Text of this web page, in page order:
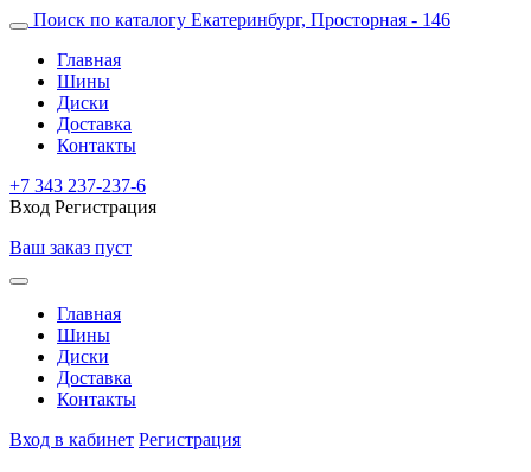
Поиск по каталогу Екатеринбург, Просторная - 146
Главная
Шины
Диски
Доставка
Контакты
+7 343 237-237-6
Вход Регистрация
Ваш заказ пуст
Главная
Шины
Диски
Доставка
Контакты
Вход в кабинет Регистрация